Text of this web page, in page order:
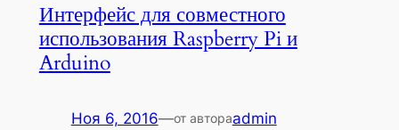
Интерфейс для совместного
использования Raspberry Pi и
Arduino
Ноя 6, 2016—от автораadmin